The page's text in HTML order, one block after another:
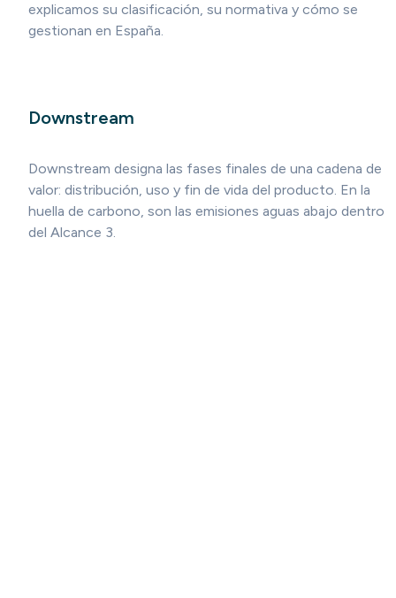
explicamos su clasificación, su normativa y cómo se
gestionan en España.
Downstream
Downstream designa las fases finales de una cadena de
valor: distribución, uso y fin de vida del producto. En la
huella de carbono, son las emisiones aguas abajo dentro
del Alcance 3.